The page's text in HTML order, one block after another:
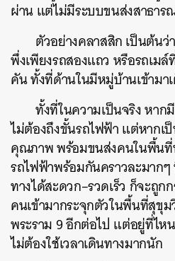
ผ่าน แต่ไม่มีระบบขนส่งสาธาร
ตัวอย่างคลาสสิก เป็นต้น
พึ่งเพียงรถสองแถว หรือรถเม
คัน ทั้งที่ด้านในมีหมู่บ้านเข้ามา
ทั้งที่ในความเป็นจริง หาก
ไม่ต้องถึงขั้นรถไฟฟ้า แต่หากเ
คุณภาพ พร้อมขนส่งคนในพื้นที่
รถไฟฟ้าพร้อมกันคราวละมาก
ทางได้สะดวก–รวดเร็ว ก็จะถูก
คนเข้ามากระจุกตัวในพื้นที่สุขุ
พระราม9อีกต่อไป แต่อยู่ที่ไห
ไม่ต้องใช้เวลาเดินทางมากนัก
ค้นหา
SHARE TWEET